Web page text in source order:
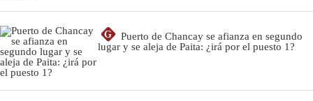
G
Puerto de Chancay se afianza en segundo
lugar y se aleja de Paita: ¿irá por el puesto 1?